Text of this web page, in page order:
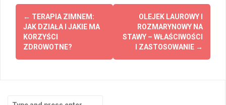
Post
navigation
← TERAPIA ZIMNEM:
JAK DZIAŁA I JAKIE MA
KORZYŚCI
ZDROWOTNE?
OLEJEK LAUROWY I
ROZMARYNOWY NA
STAWY – WŁAŚCIWOŚCI
I ZASTOSOWANIE →
Search